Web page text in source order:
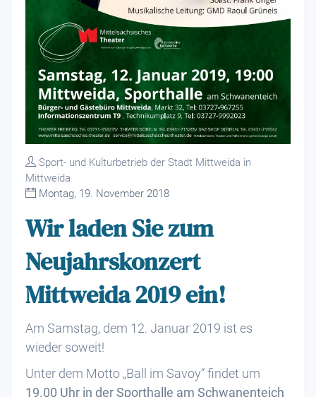
Sport- und Kulturbetrieb der Stadt Mittweida in
Mittweida
Montag, 19. November 2018
Wir laden Sie zum
Neujahrskonzert
Mittweida 2019 ein!
Am Samstag, dem 12. Januar 2019 ist es
wieder soweit!
Unter dem Motto „Ball im Savoy“ findet um
19.00 Uhr in der Sporthalle am Schwanenteich